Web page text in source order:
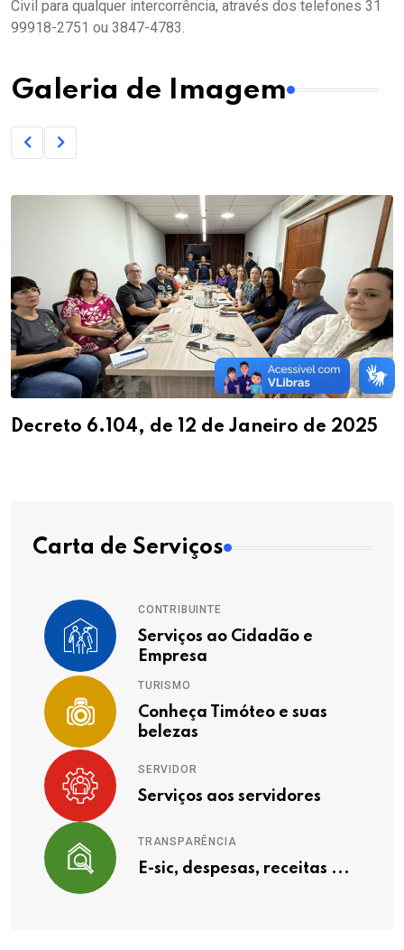
Civil para qualquer intercorrência, através dos telefones 31
99918-2751 ou 3847-4783.
Galeria de Imagem
Decreto 6.104, de 12 de Janeiro de 2025
Carta de Serviços
CONTRIBUINTE
Serviços ao Cidadão e
Empresa
TURISMO
Conheça Timóteo e suas
belezas
SERVIDOR
Serviços aos servidores
TRANSPARÊNCIA
E-sic, despesas, receitas ...